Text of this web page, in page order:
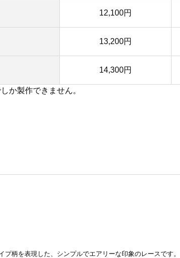
12,100円
13,200円
14,300円
か製作できません。
プ柄を表現した、シンプルでエアリーな印象のレースです。